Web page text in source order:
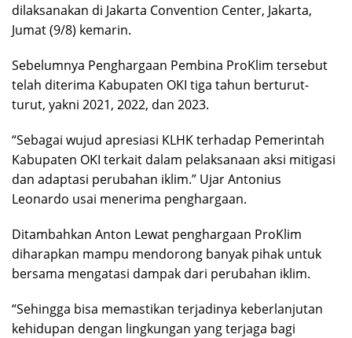
dilaksanakan di Jakarta Convention Center, Jakarta,
Jumat (9/8) kemarin.
Sebelumnya Penghargaan Pembina ProKlim tersebut
telah diterima Kabupaten OKI tiga tahun berturut-
turut, yakni 2021, 2022, dan 2023.
“Sebagai wujud apresiasi KLHK terhadap Pemerintah
Kabupaten OKI terkait dalam pelaksanaan aksi mitigasi
dan adaptasi perubahan iklim.” Ujar Antonius
Leonardo usai menerima penghargaan.
Ditambahkan Anton Lewat penghargaan ProKlim
diharapkan mampu mendorong banyak pihak untuk
bersama mengatasi dampak dari perubahan iklim.
“Sehingga bisa memastikan terjadinya keberlanjutan
kehidupan dengan lingkungan yang terjaga bagi